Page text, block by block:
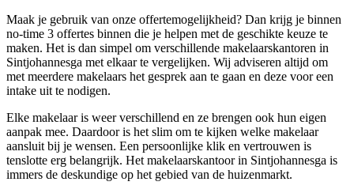
Maak je gebruik van onze offertemogelijkheid? Dan krijg je binnen
no-time 3 offertes binnen die je helpen met de geschikte keuze te
maken. Het is dan simpel om verschillende makelaarskantoren in
Sintjohannesga met elkaar te vergelijken. Wij adviseren altijd om
met meerdere makelaars het gesprek aan te gaan en deze voor een
intake uit te nodigen.
Elke makelaar is weer verschillend en ze brengen ook hun eigen
aanpak mee. Daardoor is het slim om te kijken welke makelaar
aansluit bij je wensen. Een persoonlijke klik en vertrouwen is
tenslotte erg belangrijk. Het makelaarskantoor in Sintjohannesga is
immers de deskundige op het gebied van de huizenmarkt.